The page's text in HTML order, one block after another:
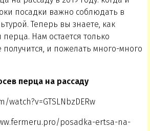
посадки важно соблюдать в
Теперь вы знаете, как
Нам остается только
получится, и пожелать много-много
перца на рассаду
posadka-ertsa-na-